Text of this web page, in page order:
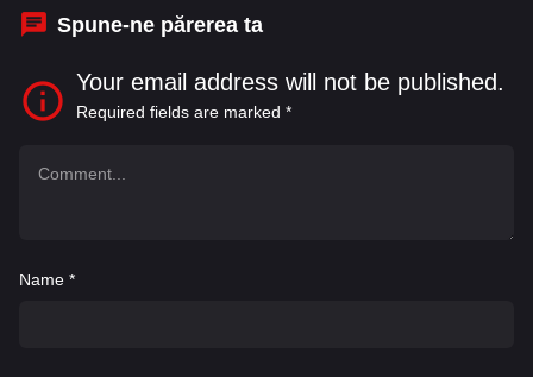
Spune-ne părerea ta
Your email address will not be published.
Required fields are marked *
Name *